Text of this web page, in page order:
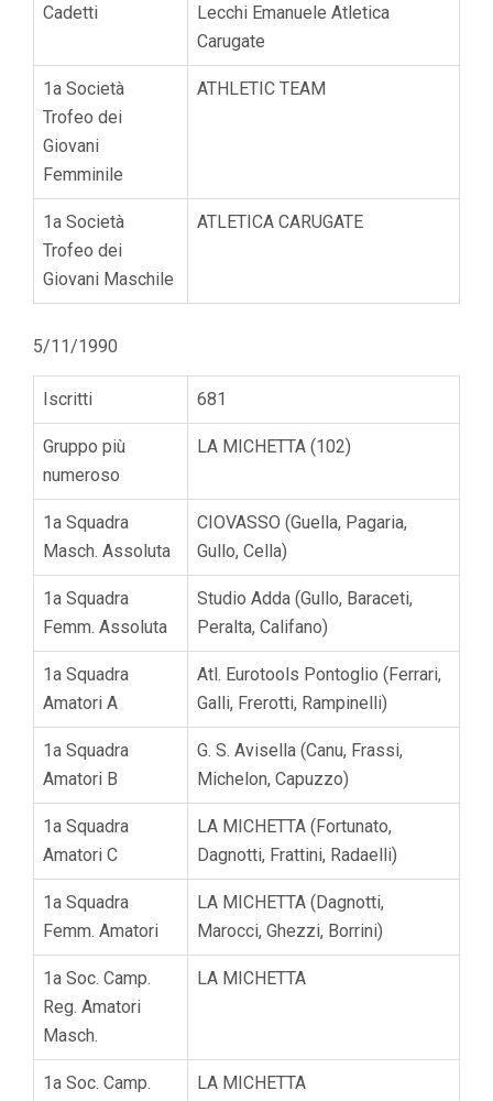
Cadetti
Lecchi Emanuele Atletica
Carugate
1a Società
Trofeo dei
Giovani
Femminile
ATHLETIC TEAM
1a Società
Trofeo dei
Giovani Maschile
ATLETICA CARUGATE
5/11/1990
Iscritti 681
Gruppo più
numeroso
LA MICHETTA (102)
1a Squadra
Masch. Assoluta
CIOVASSO (Guella, Pagaria,
Gullo, Cella)
1a Squadra
Femm. Assoluta
Studio Adda (Gullo, Baraceti,
Peralta, Califano)
1a Squadra
Amatori A
Atl. Eurotools Pontoglio (Ferrari,
Galli, Frerotti, Rampinelli)
1a Squadra
Amatori B
G. S. Avisella (Canu, Frassi,
Michelon, Capuzzo)
1a Squadra
Amatori C
LA MICHETTA (Fortunato,
Dagnotti, Frattini, Radaelli)
1a Squadra
Femm. Amatori
LA MICHETTA (Dagnotti,
Marocci, Ghezzi, Borrini)
1a Soc. Camp.
Reg. Amatori
Masch.
LA MICHETTA
1a Soc. Camp.
LA MICHETTA